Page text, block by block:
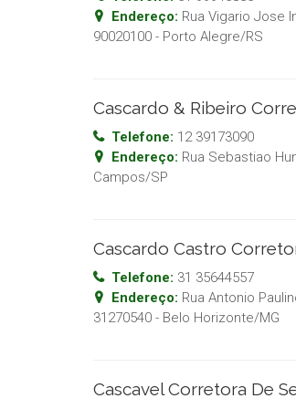
Endereço: Rua Vigario Jose
90020100 - Porto Alegre/RS
Cascardo & Ribeiro
Telefone: 12 39173090
Endereço: Rua Sebastiao
Campos/SP
Cascardo Castro
Telefone: 31 35644557
Endereço: Rua Antonio
31270540 - Belo Horizonte/MG
Cascavel Corretora De